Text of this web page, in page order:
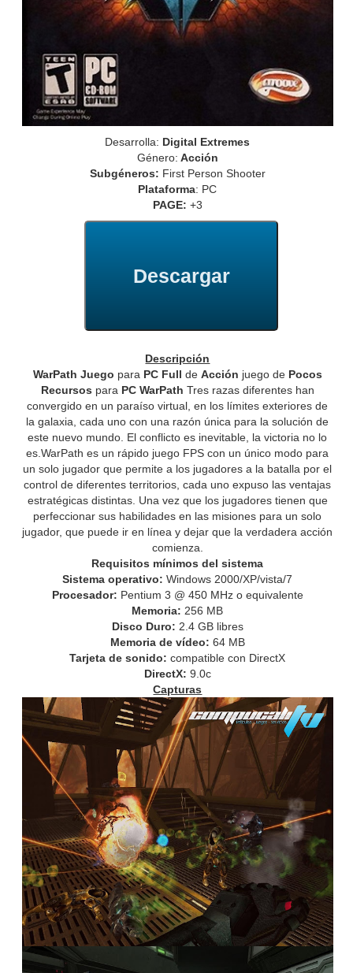
Desarrolla: Digital Extremes
Género: Acción
Subgéneros: First Person Shooter
Plataforma: PC
PAGE: +3
Descargar
Descripción
WarPath Juego para PC Full de Acción juego de Pocos
Recursos para PC WarPath Tres razas diferentes han
convergido en un paraíso virtual, en los límites exteriores de
la galaxia, cada uno con una razón única para la solución de
este nuevo mundo. El conflicto es inevitable, la victoria no lo
es.WarPath es un rápido juego FPS con un único modo para
un solo jugador que permite a los jugadores a la batalla por el
control de diferentes territorios, cada uno expuso las ventajas
estratégicas distintas. Una vez que los jugadores tienen que
perfeccionar sus habilidades en las misiones para un solo
jugador, que puede ir en línea y dejar que la verdadera acción
comienza.
Requisitos mínimos del sistema
Sistema operativo: Windows 2000/XP/vista/7
Procesador: Pentium 3 @ 450 MHz o equivalente
Memoria: 256 MB
Disco Duro: 2.4 GB libres
Memoria de vídeo: 64 MB
Tarjeta de sonido: compatible con DirectX
DirectX: 9.0c
Capturas